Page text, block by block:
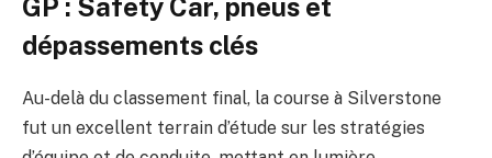
dépassements clés
Au-delà du classement final, la course à Silverstone
fut un excellent terrain d’étude sur les stratégies